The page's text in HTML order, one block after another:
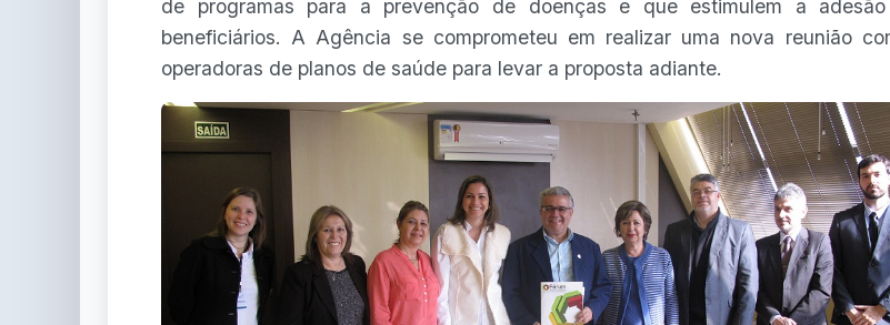
de programas para a prevenção de doenças e que estimulem a
beneficiários. A Agência se comprometeu em realizar uma nova reunião
operadoras de planos de saúde para levar a proposta adiante.